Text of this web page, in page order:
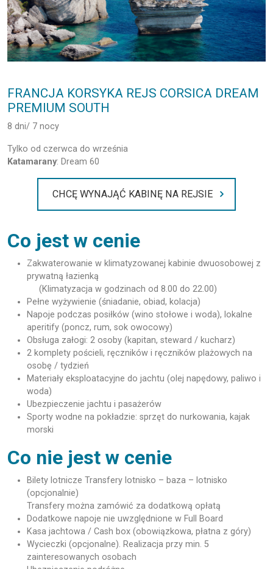
FRANCJA KORSYKA REJS CORSICA DREAM
PREMIUM SOUTH
8 dni/ 7 nocy
Tylko od czerwca do września
Katamarany: Dream 60
CHCĘ WYNAJĄĆ KABINĘ NA REJSIE
Co jest w cenie
Zakwaterowanie w klimatyzowanej kabinie dwuosobowej z
prywatną łazienką
(Klimatyzacja w godzinach od 8.00 do 22.00)
Pełne wyżywienie (śniadanie, obiad, kolacja)
Napoje podczas posiłków (wino stołowe i woda), lokalne
aperitify (poncz, rum, sok owocowy)
Obsługa załogi: 2 osoby (kapitan, steward / kucharz)
2 komplety pościeli, ręczników i ręczników plażowych na
osobę / tydzień
Materiały eksploatacyjne do jachtu (olej napędowy, paliwo i
woda)
Ubezpieczenie jachtu i pasażerów
Sporty wodne na pokładzie: sprzęt do nurkowania, kajak
morski
Co nie jest w cenie
Bilety lotnicze Transfery lotnisko – baza – lotnisko
(opcjonalnie)
Transfery można zamówić za dodatkową opłatą
Dodatkowe napoje nie uwzględnione w Full Board
Kasa jachtowa / Cash box (obowiązkowa, płatna z góry)
Wycieczki (opcjonalne). Realizacja przy min. 5
zainteresowanych osobach